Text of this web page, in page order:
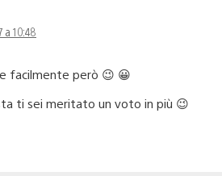
a 10:48
facilmente però 😉 😀
ti sei meritato un voto in più 😉